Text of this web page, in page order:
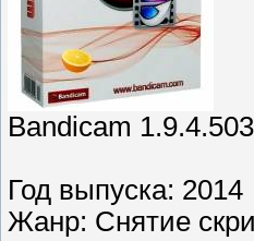
Bandicam 1.9.4.503
Год выпуска: 2014
Жанр: Снятие